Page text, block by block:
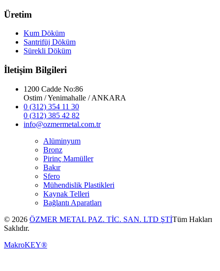
Üretim
Kum Döküm
Santrifüj Döküm
Sürekli Döküm
İletişim Bilgileri
1200 Cadde No:86
Ostim / Yenimahalle / ANKARA
0 (312) 354 11 30
0 (312) 385 42 82
info@ozmermetal.com.tr
Alüminyum
Bronz
Pirinç Mamüller
Bakır
Sfero
Mühendislik Plastikleri
Kaynak Telleri
Bağlantı Aparatları
© 2026 ÖZMER METAL PAZ. TİC. SAN. LTD ŞTİTüm Hakları
Saklıdır.
MakroKEY®